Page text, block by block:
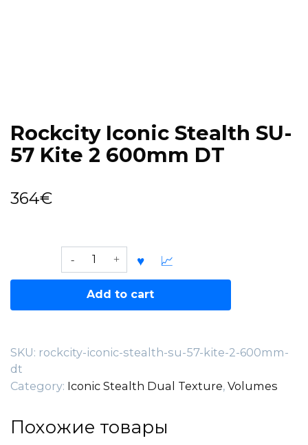
Rockcity Iconic Stealth SU-
57 Kite 2 600mm DT
364€
Rockcity
Iconic
2
DT
Add to cart
SKU: rockcity-iconic-stealth-su-57-kite-2-600mm-
dt
Category: Iconic Stealth Dual Texture, Volumes
Похожие товары